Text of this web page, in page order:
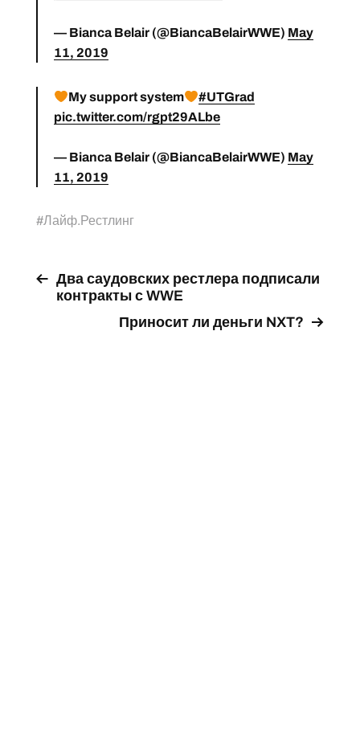
— Bianca Belair (@BiancaBelairWWE) May
11, 2019
My support system
#UTGrad
pic.twitter.com/rgpt29ALbe
— Bianca Belair (@BiancaBelairWWE) May
11, 2019
#Лайф.Рестлинг
Два саудовских рестлера подписали
контракты с WWE
Приносит ли деньги NXT?